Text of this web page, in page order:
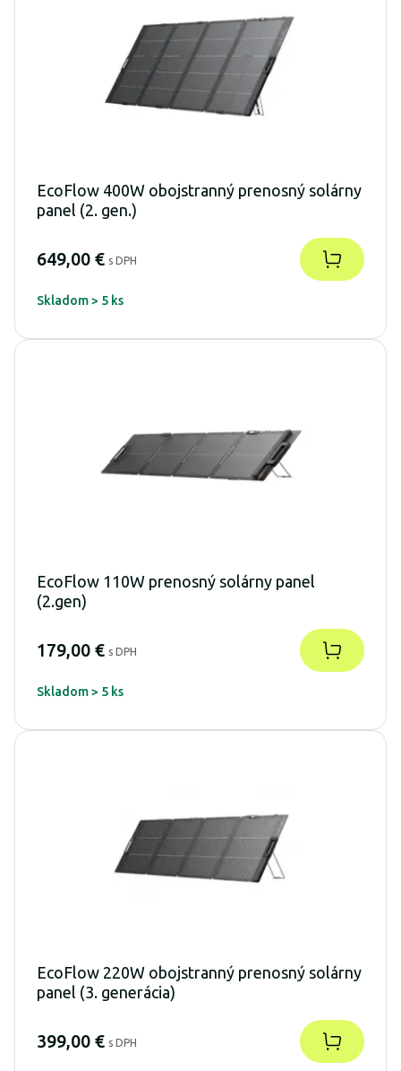
EcoFlow 400W obojstranný prenosný solárny
panel (2. gen.)
649,00 € s DPH
Skladom > 5 ks
EcoFlow 110W prenosný solárny panel
(2.gen)
179,00 € s DPH
Skladom > 5 ks
EcoFlow 220W obojstranný prenosný solárny
panel (3. generácia)
399,00 € s DPH